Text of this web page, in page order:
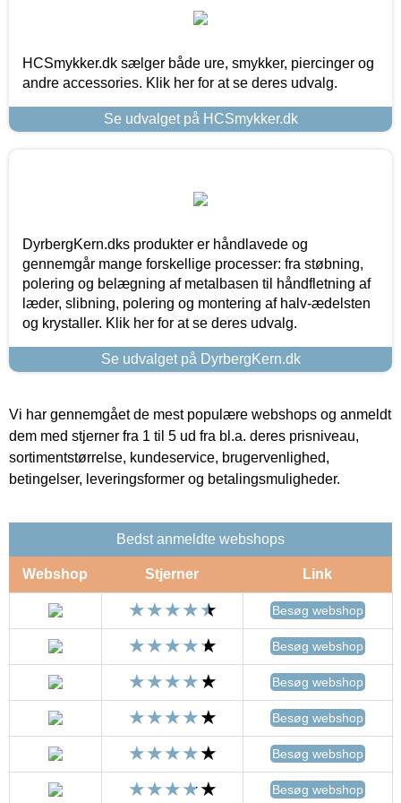
HCSmykker.dk sælger både ure, smykker, piercinger og
andre accessories. Klik her for at se deres udvalg.
Se udvalget på HCSmykker.dk
DyrbergKern.dks produkter er håndlavede og
gennemgår mange forskellige processer: fra støbning,
polering og belægning af metalbasen til håndfletning af
læder, slibning, polering og montering af halv-ædelsten
og krystaller. Klik her for at se deres udvalg.
Se udvalget på DyrbergKern.dk
Vi har gennemgået de mest populære webshops og anmeldt
dem med stjerner fra 1 til 5 ud fra bl.a. deres prisniveau,
sortimentstørrelse, kundeservice, brugervenlighed,
betingelser, leveringsformer og betalingsmuligheder.
Bedst anmeldte webshops
Webshop Stjerner Link
Besøg webshop
Besøg webshop
Besøg webshop
Besøg webshop
Besøg webshop
Besøg webshop